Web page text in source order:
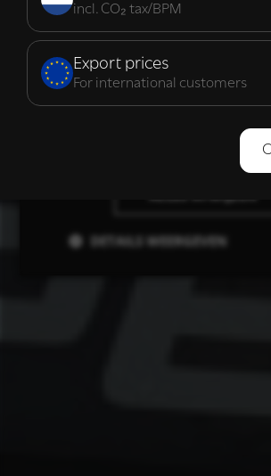
incl. CO₂ tax/BPM
Export prices
For international customers
ALLES ACCEPTEREN
DETAILS WEERGEVEN